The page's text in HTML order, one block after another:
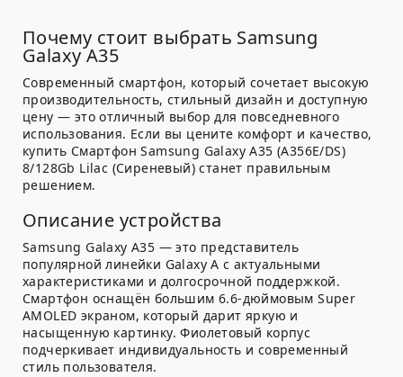
Почему стоит выбрать Samsung
Galaxy A35
Современный смартфон, который сочетает высокую
производительность, стильный дизайн и доступную
цену — это отличный выбор для повседневного
использования. Если вы цените комфорт и качество,
купить Смартфон Samsung Galaxy A35 (A356E/DS)
8/128Gb Lilac (Сиреневый) станет правильным
решением.
Описание устройства
Samsung Galaxy A35 — это представитель
популярной линейки Galaxy A с актуальными
характеристиками и долгосрочной поддержкой.
Смартфон оснащён большим 6.6-дюймовым Super
AMOLED экраном, который дарит яркую и
насыщенную картинку. Фиолетовый корпус
подчеркивает индивидуальность и современный
стиль пользователя.